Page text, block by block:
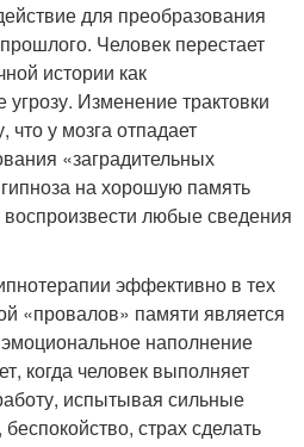
для преобразования
Человек перестает
истории как
Изменение трактовки
что у мозга отпадает
«заградительных
на хорошую память
воспроизвести любые сведения
эффективно в тех
«провалов» памяти является
наполнение
когда человек выполняет
испытывая сильные
страх сделать